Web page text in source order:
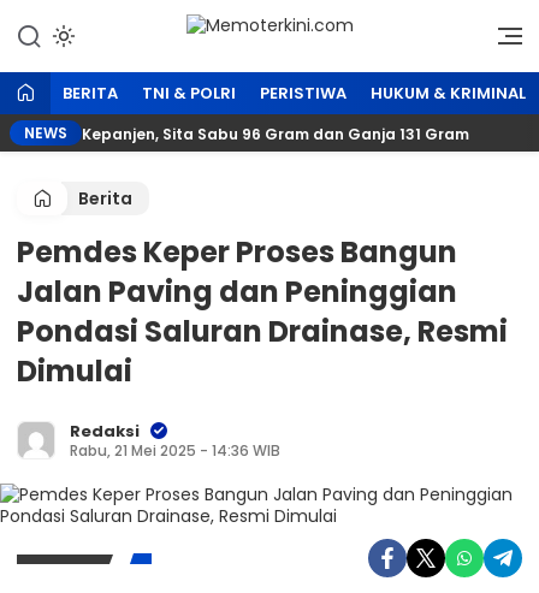
konten
BERITA TNI & POLRI PERISTIWA HUKUM & KRIMINAL
NEWS
di Kepanjen, Sita Sabu 96 Gram dan Ganja 131 Gram
Berita
Pemdes Keper Proses Bangun
Jalan Paving dan Peninggian
Pondasi Saluran Drainase, Resmi
Dimulai
Redaksi
Rabu, 21 Mei 2025 - 14:36 WIB